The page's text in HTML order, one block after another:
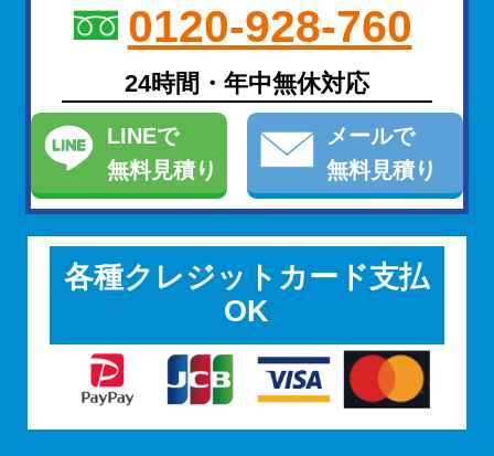
0120-928-760
24時間・年中無休対応
LINEで
無料見積り
メールで
無料見積り
各種クレジットカード支払
OK